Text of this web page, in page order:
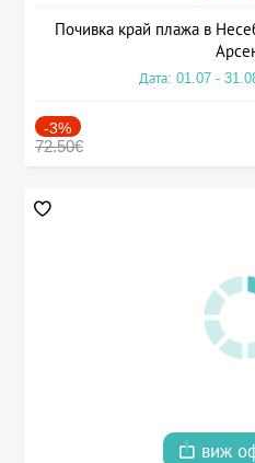
Почивка край плажа в
Дата: 01.07 -
-3%
72.50€
виж